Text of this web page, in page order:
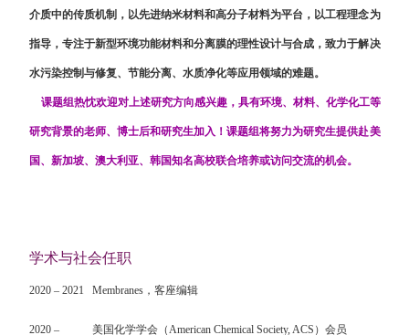
介质中的传质机制，以先进纳米材料和高分子材料为平台，以工程理念为
指导，专注于新型环境功能材料和分离膜的理性设计与合成，致力于解决
水污染控制与修复、节能分离、水质净化等应用领域的难题。
课题组热忱欢迎对上述研究方向感兴趣，具有环境、材料、化学化工等
研究背景的老师、博士后和研究生加入！课题组将努力为研究生提供赴美
国、新加坡、澳大利亚、韩国知名高校联合培养或访问交流的机会。
学术与社会任职
2020 – 2021 Membranes，客座编辑
2020 – 美国化学学会（American Chemical Society, ACS ）会员